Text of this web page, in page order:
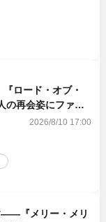
『ロード・オブ・
の再会姿にファン
2026/8/10 17:00
――『メリー・メリ